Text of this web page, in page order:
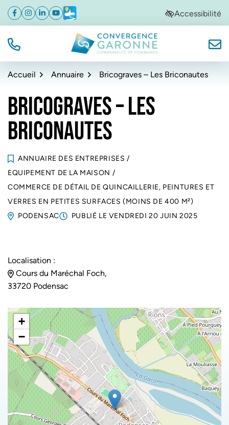
Aller
navigation
Aller
au
Aller
au
de
Facebook
(ouverture dans un nouvel onglet)
Instagram
(ouverture dans un nouvel onglet)
Linkedin
(ouverture dans un nouvel onglet)
YouTube
(ouverture dans un nouvel onglet)
Météo
(ouverture dans un nouvel onglet)Accessibilité
TÉL. Convergence Garonne
Accueil Annuaire Bricograves – Les Briconautes
BRICOGRAVES – LES
BRICONAUTES
ANNUAIRE DES ENTREPRISES /
EQUIPEMENT DE LA MAISON /
COMMERCE DE DÉTAIL DE QUINCAILLERIE, PEINTURES ET
VERRES EN PETITES SURFACES (MOINS DE 400 M²)
PODENSAC
PUBLIÉ LE VENDREDI 20 JUIN 2025
Localisation :
Cours du Maréchal Foch,
33720 Podensac
+
−